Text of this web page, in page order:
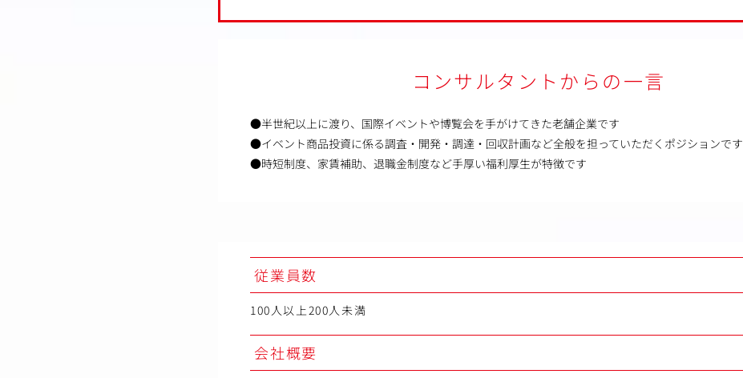
コンサルタントからの一言
●半世紀以上に渡り、国際イベントや博覧会を手がけてきた老舗企業です
●イベント商品投資に係る調査・開発・調達・回収計画など全般を担っていただくポジションです
●時短制度、家賃補助、退職金制度など手厚い福利厚生が特徴です
従業員数
100人以上200人未満
会社概要